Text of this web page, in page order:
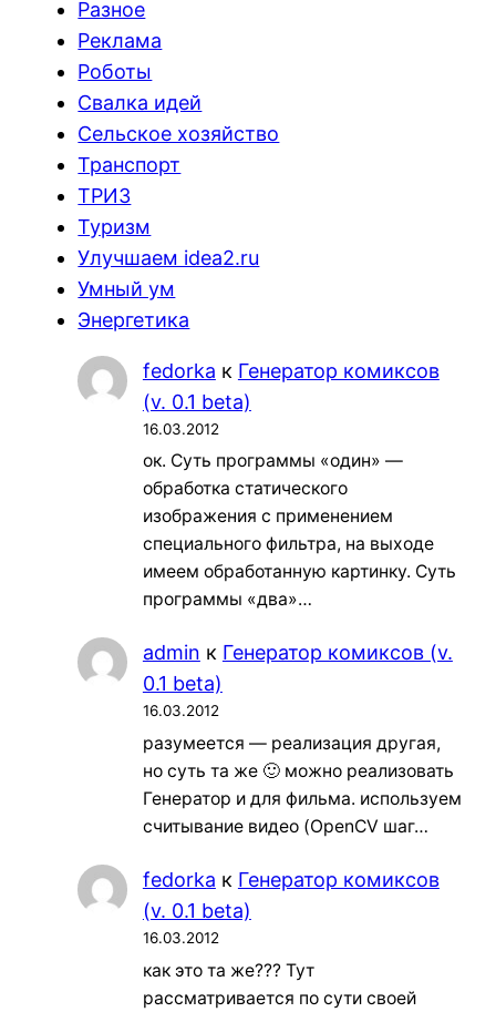
Разное
Реклама
Роботы
Свалка идей
Сельское хозяйство
Транспорт
ТРИЗ
Туризм
Улучшаем idea2.ru
Умный ум
Энергетика
fedorka к Генератор комиксов
(v. 0.1 beta)
16.03.2012
ок. Суть программы «один» —
обработка статического
изображения с применением
специального фильтра, на выходе
имеем обработанную картинку. Суть
программы «два»…
admin к Генератор комиксов (v.
0.1 beta)
16.03.2012
разумеется — реализация другая,
но суть та же 🙂 можно реализовать
Генератор и для фильма. используем
считывание видео (OpenCV шаг…
fedorka к Генератор комиксов
(v. 0.1 beta)
16.03.2012
как это та же??? Тут
рассматривается по сути своей